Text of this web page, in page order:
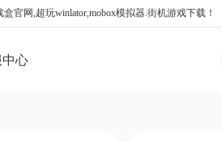
官网,超玩winlator,mobox模拟器.街机游戏下载！
心